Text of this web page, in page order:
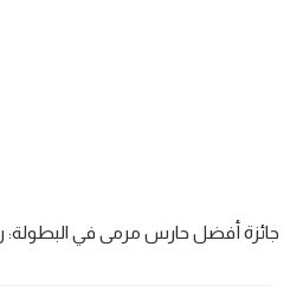
جائزة أفضل حارس مرمى في البطولة: